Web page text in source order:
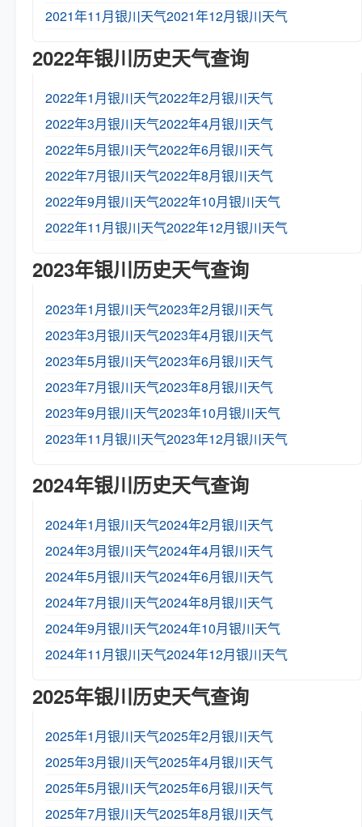
2021年11月银川天气2021年12月银川天气
2022年银川历史天气查询
2022年1月银川天气2022年2月银川天气
2022年3月银川天气2022年4月银川天气
2022年5月银川天气2022年6月银川天气
2022年7月银川天气2022年8月银川天气
2022年9月银川天气2022年10月银川天气
2022年11月银川天气2022年12月银川天气
2023年银川历史天气查询
2023年1月银川天气2023年2月银川天气
2023年3月银川天气2023年4月银川天气
2023年5月银川天气2023年6月银川天气
2023年7月银川天气2023年8月银川天气
2023年9月银川天气2023年10月银川天气
2023年11月银川天气2023年12月银川天气
2024年银川历史天气查询
2024年1月银川天气2024年2月银川天气
2024年3月银川天气2024年4月银川天气
2024年5月银川天气2024年6月银川天气
2024年7月银川天气2024年8月银川天气
2024年9月银川天气2024年10月银川天气
2024年11月银川天气2024年12月银川天气
2025年银川历史天气查询
2025年1月银川天气2025年2月银川天气
2025年3月银川天气2025年4月银川天气
2025年5月银川天气2025年6月银川天气
2025年7月银川天气2025年8月银川天气